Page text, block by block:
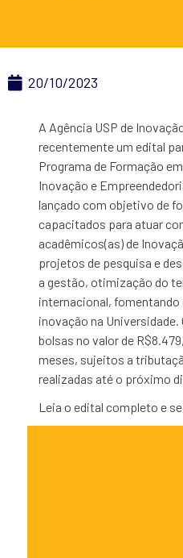
20/10/2023
A Agência USP de
recentemente um edital
Programa de Formação
Inovação e
lançado com objetivo de
capacitados para atuar
acadêmicos(as) de
projetos de pesquisa e
a gestão, otimização do
internacional,
inovação na
bolsas no valor de
meses, sujeitos a
realizadas até o próximo
Leia o edital completo e